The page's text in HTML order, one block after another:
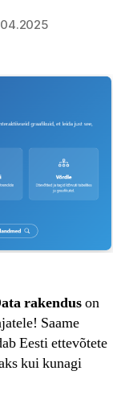
rakenduson
Saame
Eesti ettevõtete
kui kunagi